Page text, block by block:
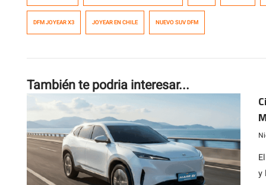
DFM JOYEAR X3 JOYEAR EN CHILE NUEVO SUV DFM
También te podria interesar...
y